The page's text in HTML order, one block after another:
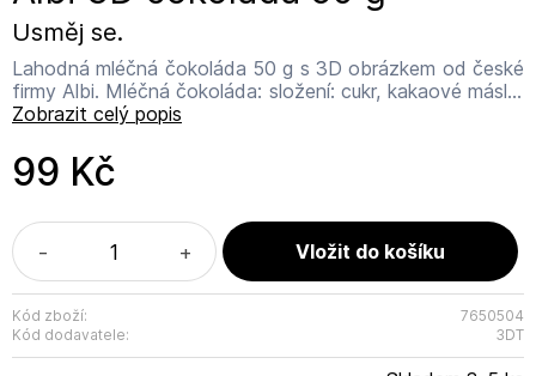
Usměj se.
Lahodná mléčná čokoláda 50 g s 3D obrázkem od české
firmy Albi. Mléčná čokoláda: složení: cukr, kakaové máslo,
sušené plnotučné mléko, kakaová hmota, sušené
sojový lecitin, přirodní aroma. Kakaová sušina: minimálně
31%, mléčná sušina minimálně 19%, zdroj vápníku.
nebo lepek. Skladujte na suchém místě a chraňte před
teplem. Vyrobeno pro Albi.a.s. Thámova 13, Praha 8
www.albi.cz
Zobrazit celý popis
99 Kč
- +
Kód zboží:
7650504
Kód dodavatele:
3DT